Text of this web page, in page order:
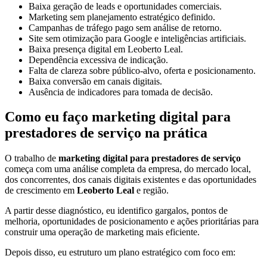
Baixa geração de leads e oportunidades comerciais.
Marketing sem planejamento estratégico definido.
Campanhas de tráfego pago sem análise de retorno.
Site sem otimização para Google e inteligências artificiais.
Baixa presença digital em Leoberto Leal.
Dependência excessiva de indicação.
Falta de clareza sobre público-alvo, oferta e posicionamento.
Baixa conversão em canais digitais.
Ausência de indicadores para tomada de decisão.
Como eu faço marketing digital para
prestadores de serviço na prática
O trabalho de marketing digital para prestadores de serviço
começa com uma análise completa da empresa, do mercado local,
dos concorrentes, dos canais digitais existentes e das oportunidades
de crescimento em Leoberto Leal e região.
A partir desse diagnóstico, eu identifico gargalos, pontos de
melhoria, oportunidades de posicionamento e ações prioritárias para
construir uma operação de marketing mais eficiente.
Depois disso, eu estruturo um plano estratégico com foco em: